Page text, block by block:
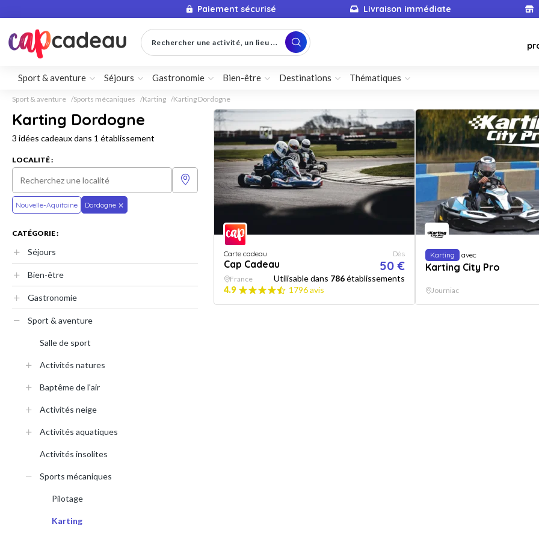
Paiement sécurisé Livraison immédiate
Rechercher une activité, un lieu ...
Sport & aventure Séjours Gastronomie Bien-être Destinations Thématiques
Sport & aventure Sports mécaniques Karting Karting Dordogne
Karting Dordogne
3 idées cadeaux dans 1 établissement
LOCALITÉ :
Nouvelle-Aquitaine Dordogne
CATÉGORIE :
Séjours
Bien-être
Gastronomie
Sport & aventure
Salle de sport
Activités natures
Baptême de l'air
Activités neige
Activités aquatiques
Activités insolites
Sports mécaniques
Pilotage
Karting
Carte cadeau
Cap Cadeau
Dès
50 €
France Utilisable dans 786établissements
4.9
1796 avis
Karting avec
Karting City Pro
Journiac